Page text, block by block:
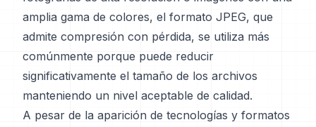
amplia gama de colores, el formato JPEG, que
admite compresión con pérdida, se utiliza más
comúnmente porque puede reducir
significativamente el tamaño de los archivos
manteniendo un nivel aceptable de calidad.
A pesar de la aparición de tecnologías y formatos